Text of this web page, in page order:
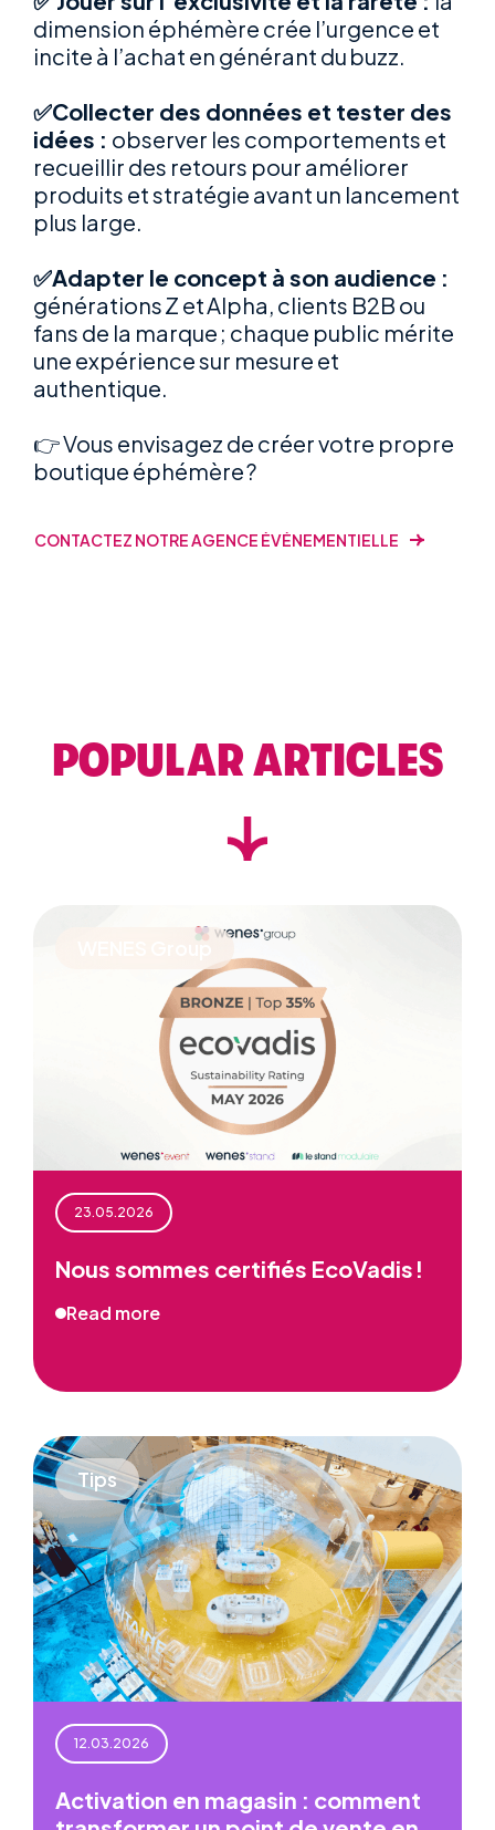
dimension éphémère crée l’urgence et
incite à l’achat en générant du buzz.
✅Collecter des données et tester des
idées : observer les comportements et
recueillir des retours pour améliorer
produits et stratégie avant un lancement
plus large.
✅Adapter le concept à son audience :
générations Z et Alpha, clients B2B ou
fans de la marque ; chaque public mérite
une expérience sur mesure et
authentique.
👉Vous envisagez de créer votre propre
boutique éphémère ?
CONTACTEZ NOTRE AGENCE ÉVÉNEMENTIELLE
POPULAR ARTICLES
WENES Group
23.05.2026
Nous sommes certifiés EcoVadis !
Read more
Tips
12.03.2026
Activation en magasin : comment